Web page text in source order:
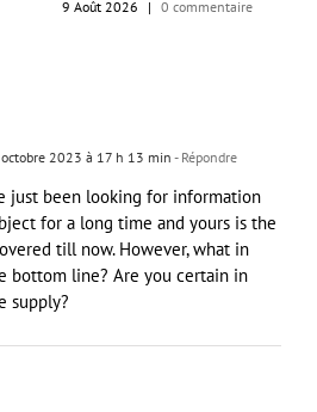
9 Août 2026
| 0 commentaire
2023 à 17 h 13 min - Répondre
just been looking for information
for a long time and yours is the
till now. However, what in
bottom line? Are you certain in
supply?